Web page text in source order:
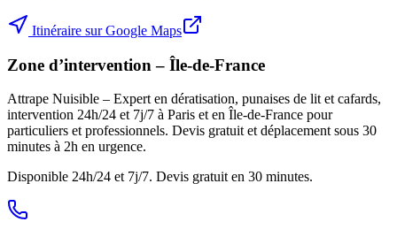
Itinéraire sur Google Maps
Zone d’intervention – Île-de-France
Attrape Nuisible – Expert en dératisation, punaises de lit et cafards,
intervention 24h/24 et 7j/7 à Paris et en Île-de-France pour
particuliers et professionnels. Devis gratuit et déplacement sous 30
minutes à 2h en urgence.
Disponible 24h/24 et 7j/7. Devis gratuit en 30 minutes.